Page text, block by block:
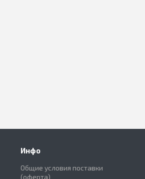
Инфо
Общие условия поставки
(оферта)